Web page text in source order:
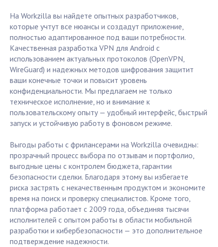
На Workzilla вы найдете опытных разработчиков,
которые учтут все нюансы и создадут приложение,
полностью адаптированное под ваши потребности.
Качественная разработка VPN для Android с
использованием актуальных протоколов (OpenVPN,
WireGuard) и надежных методов шифрования защитит
ваши конечные точки и повысит уровень
конфиденциальности. Мы предлагаем не только
техническое исполнение, но и внимание к
пользовательскому опыту — удобный интерфейс, быстрый
запуск и устойчивую работу в фоновом режиме.
Выгоды работы с фрилансерами на Workzilla очевидны:
прозрачный процесс выбора по отзывам и портфолио,
выгодные цены с контролем бюджета, гарантии
безопасности сделки. Благодаря этому вы избегаете
риска застрять с некачественным продуктом и экономите
время на поиск и проверку специалистов. Кроме того,
платформа работает с 2009 года, объединяя тысячи
исполнителей с опытом работы в области мобильной
разработки и кибербезопасности — это дополнительное
подтверждение надежности.